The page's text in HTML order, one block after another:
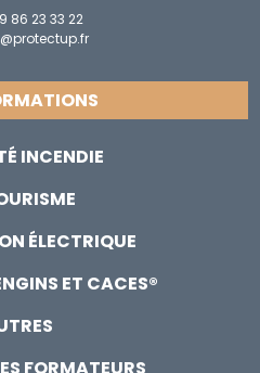
86 23 33 22
INCENDIE
ÉLECTRIQUE
ET CACES®